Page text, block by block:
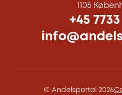
1106
+45
© Andelsportal 2026